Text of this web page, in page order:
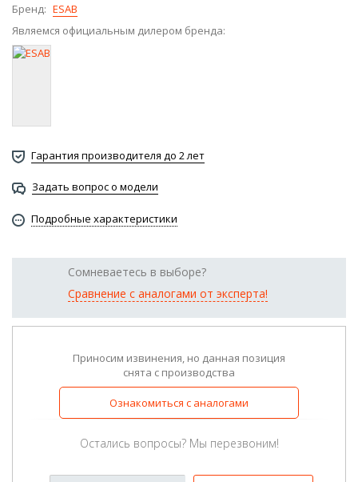
Бренд: ESAB
Являемся официальным дилером бренда:
Гарантия производителя до 2 лет
Задать вопрос о модели
Подробные характеристики
Сомневаетесь в выборе?
Сравнение с аналогами от эксперта!
Приносим извинения, но данная позиция
снята с производства
Ознакомиться с аналогами
Остались вопросы? Мы перезвоним!